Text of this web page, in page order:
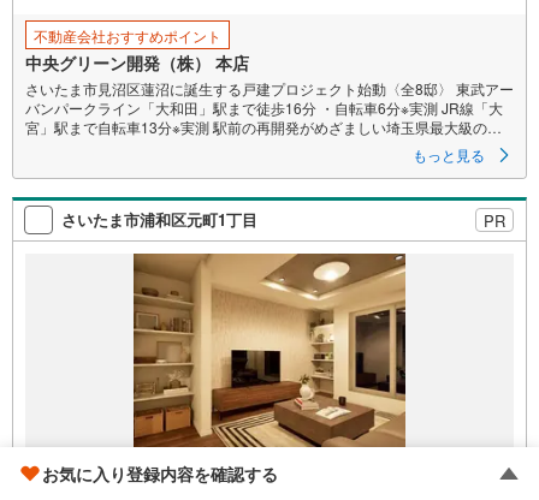
不動産会社おすすめポイント
中央グリーン開発（株） 本店
さいたま市見沼区蓮沼に誕生する戸建プロジェクト始動〈全8邸〉 東武アー
バンパークライン「大和田」駅まで徒歩16分 ・自転車6分※実測 JR線「大
宮」駅まで自転車13分※実測 駅前の再開発がめざましい埼玉県最大級のタ
「大宮」駅まで直通6分 ・「池袋」駅まで38分 ・「東京」駅まで40分 全邸
敷地面積120平米以上のゆとりある敷地 ×カースペース2台対応 ポラスのオ
リジナル構造計算ソフト「ウッド・イノベーターNEXT」を活用した安心の
「耐震等級3」取得 長期点検ときめ細やかにご入居後もサポートする「ロン
グサポート60」 ガスの温風で乾燥＆家事を時短するガス衣類乾燥機「乾太
くん」を全邸標準搭載 ウルトラファインバブルのお湯が使える「エコワン
緑の彩りに寄り添い、穏やかな住環境が広がる大和田エリア 「大和田小学
校」徒歩11分（810m） 「大谷中学校」徒歩13分（1,030m） ・「はすぬま
保育園」徒歩7分（500m）
もっと見る
さいたま市浦和区元町1丁目 PR
5,280万円
お気に入り登録内容を確認する